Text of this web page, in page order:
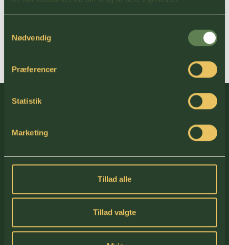
Nødvendig
Præferencer
Statistik
Marketing
Tillad alle
Tillad valgte
vores virksomhed og for branchen som helhed. Derfor har vi
studiemedhjælper den 1. februar 2024, mens han er under
uddannelse som ejendomsmægler, som afsluttes i 2026.
Jens Terp-Nielsens Vej 13,